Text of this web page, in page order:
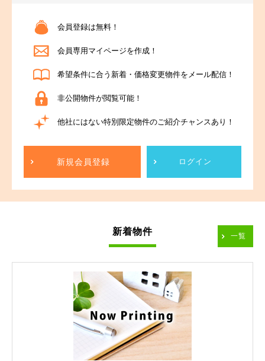
会員登録は無料！
会員専用マイページを作成！
希望条件に合う新着・価格変更物件をメール配信！
非公開物件が閲覧可能！
他社にはない特別限定物件のご紹介チャンスあり！
新規会員登録 ログイン
新着物件 一覧